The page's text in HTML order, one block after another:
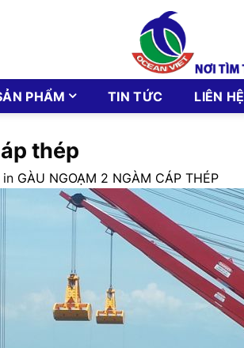
PHẨM TIN TỨC LIÊN HỆ
thép
in GÀU NGOẠM 2 NGÀM CÁP THÉP